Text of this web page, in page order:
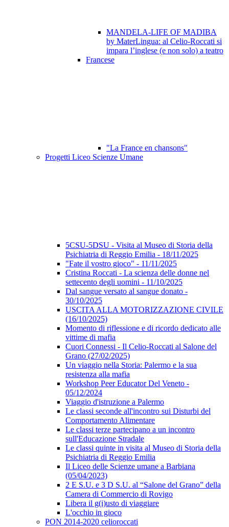
MANDELA-LIFE OF MADIBA
by MaterLingua: al Celio-Roccati si
impara l’inglese (e non solo) a teatro
Francese
"La France en chansons"
Progetti Liceo Scienze Umane
5CSU-5DSU - Visita al Museo di Storia della
Psichiatria di Reggio Emilia - 18/11/2025
"Fate il vostro gioco" - 11/11/2025
Cristina Roccati - La scienza delle donne nel
settecento degli uomini - 11/10/2025
Dal sangue versato al sangue donato -
30/10/2025
USCITA ALLA MOTORIZZAZIONE CIVILE
(16/10/2025)
Momento di riflessione e di ricordo dedicato alle
vittime di mafia
Cuori Connessi - Il Celio-Roccati al Salone del
Grano (27/02/2025)
Un viaggio nella Storia: Palermo e la sua
resistenza alla mafia
Workshop Peer Educator Del Veneto -
05/12/2024
Viaggio d'istruzione a Palermo
Le classi seconde all'incontro sui Disturbi del
Comportamento Alimentare
Le classi terze partecipano a un incontro
sull'Educazione Stradale
Le classi quinte in visita al Museo di Storia della
Psichiatria di Reggio Emilia
Il Liceo delle Scienze umane a Barbiana
(05/04/2023)
2 E S.U. e 3 D S.U. al “Salone del Grano” della
Camera di Commercio di Rovigo
Libera il g(i)usto di viaggiare
L'occhio in gioco
PON 2014-2020 celioroccati